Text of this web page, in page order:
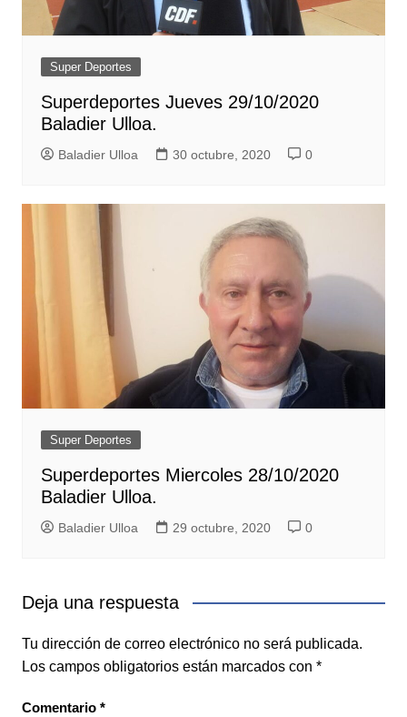
Super Deportes
Superdeportes Jueves 29/10/2020
Baladier Ulloa.
Baladier Ulloa 30 octubre, 2020 0
Super Deportes
Superdeportes Miercoles 28/10/2020
Baladier Ulloa.
Baladier Ulloa 29 octubre, 2020 0
Deja una respuesta
Tu dirección de correo electrónico no será publicada.
Los campos obligatorios están marcados con *
Comentario *